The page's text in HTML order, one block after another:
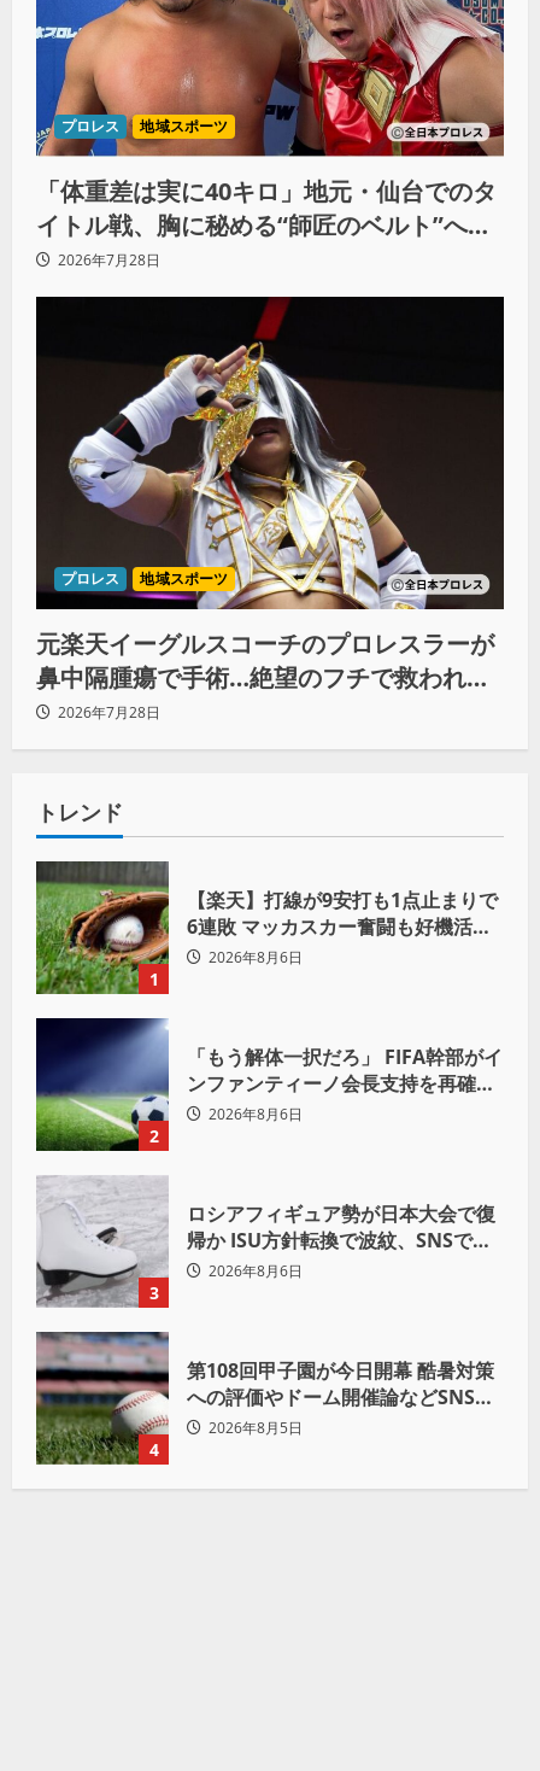
プロレス 地域スポーツ
「体重差は実に40キロ」地元・仙台でのタ
イトル戦、胸に秘める“師匠のベルト”への
想いと同期決戦への決意
2026年7月28日
プロレス 地域スポーツ
元楽天イーグルスコーチのプロレスラーが
鼻中隔腫瘍で手術…絶望のフチで救われた
リーダーの言葉
2026年7月28日
トレンド
1
【楽天】打線が9安打も1点止まりで
6連敗 マッカスカー奮闘も好機活か
せず借金「22」
2026年8月6日
2
「もう解体一択だろ」 FIFA幹部がイ
ンファンティーノ会長支持を再確認
も 批判収まらず
2026年8月6日
3
ロシアフィギュア勢が日本大会で復
帰か ISU方針転換で波紋、SNSでは
賛否両論
2026年8月6日
4
第108回甲子園が今日開幕 酷暑対策
への評価やドーム開催論などSNSで
議論も
2026年8月5日